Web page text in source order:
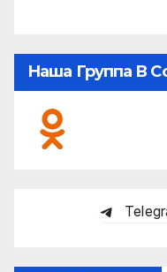
Наша Группа В